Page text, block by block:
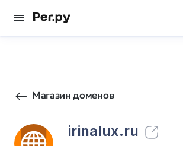
Магазин доменов
irinalux.ru